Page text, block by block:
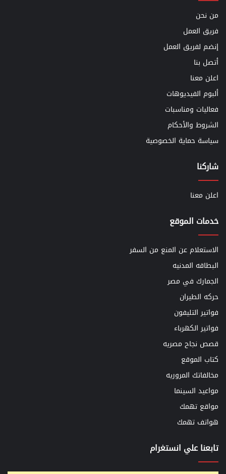
من نحن
فريق العمل
إنضم لفريق العمل
أتصل بنا
اعلن معنا
ألبوم الفيديوهات
فعاليات ومناسبات
الشروط والأحكام
سياسة حماية الخصوصية
شاركنا
اعلن معنا
خدمات الموقع
الاستعلام عن المنع من السفر
البطاقه المدنيه
الجمارك في مصر
حركه الطيران
فواتير التليفون
فواتير الكهرباء
قصص نجاح مصريه
كتاب الموقع
مخالفاتك المروريه
مواعيد السينما
مواقع تهمك
هواتف تهمك
تابعنا علي انستغرام